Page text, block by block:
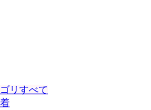
リすべて